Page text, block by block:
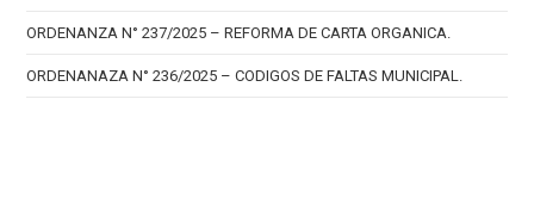
ORDENANZA N° 237/2025 – REFORMA DE CARTA ORGANICA.
ORDENANAZA N° 236/2025 – CODIGOS DE FALTAS MUNICIPAL.